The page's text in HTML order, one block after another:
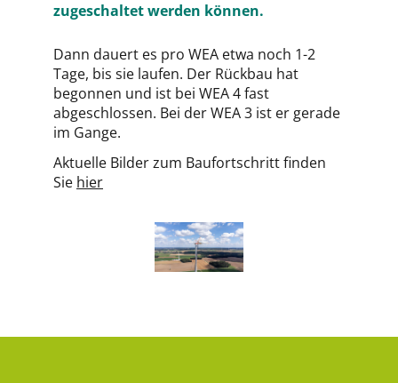
zugeschaltet werden können.
Dann dauert es pro WEA etwa noch 1-2
Tage, bis sie laufen. Der Rückbau hat
begonnen und ist bei WEA 4 fast
abgeschlossen. Bei der WEA 3 ist er gerade
im Gange.
Aktuelle Bilder zum Baufortschritt finden
Sie hier